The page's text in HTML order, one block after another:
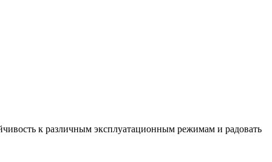
к различным эксплуатационным режимам и радовать